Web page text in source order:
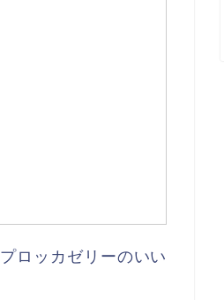
ロッカゼリーのいい